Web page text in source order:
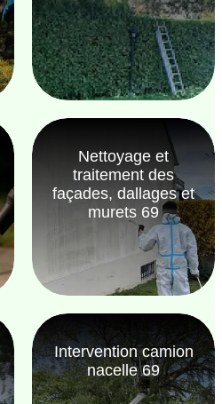
Nettoyage et
traitement des
façades, dallages et
murets 69
Intervention camion
nacelle 69